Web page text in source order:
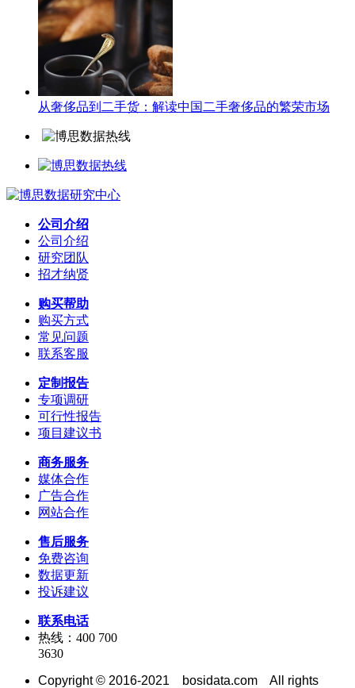
从奢侈品到二手货：解读中国二手奢侈品的繁荣市场
公司介绍
公司介绍
研究团队
招才纳贤
购买帮助
购买方式
常见问题
联系客服
定制报告
专项调研
可行性报告
项目建议书
商务服务
媒体合作
广告合作
网站合作
售后服务
免费咨询
数据更新
投诉建议
联系电话
热线：400 700
3630
Copyright © 2016-2021 bosidata.com All rights